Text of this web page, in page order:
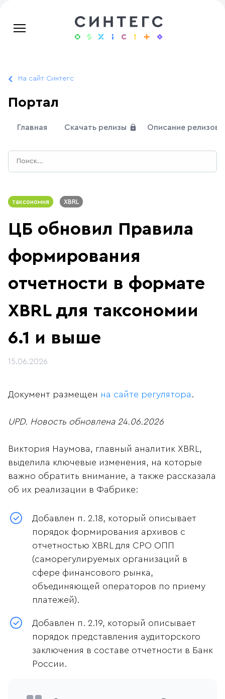
На сайт Синтегс
Портал
Главная Скачать релизы Описание релизов
таксономия XBRL
ЦБ обновил Правила
формирования
отчетности в формате
XBRL для таксономии
6.1 и выше
15.06.2026
Документ размещен на сайте регулятора .
UPD. Новость обновлена 24.06.2026
Виктория Наумова, главный аналитик XBRL,
выделила ключевые изменения, на которые
важно обратить внимание, а также рассказала
об их реализации в Фабрике:
Добавлен п. 2.18, который описывает
порядок формирования архивов с
отчетностью XBRL для СРО ОПП
(саморегулируемых организаций в
сфере финансового рынка,
объединяющей операторов по приему
платежей).
Добавлен п. 2.19, который описывает
порядок представления аудиторского
заключения в составе отчетности в Банк
России.